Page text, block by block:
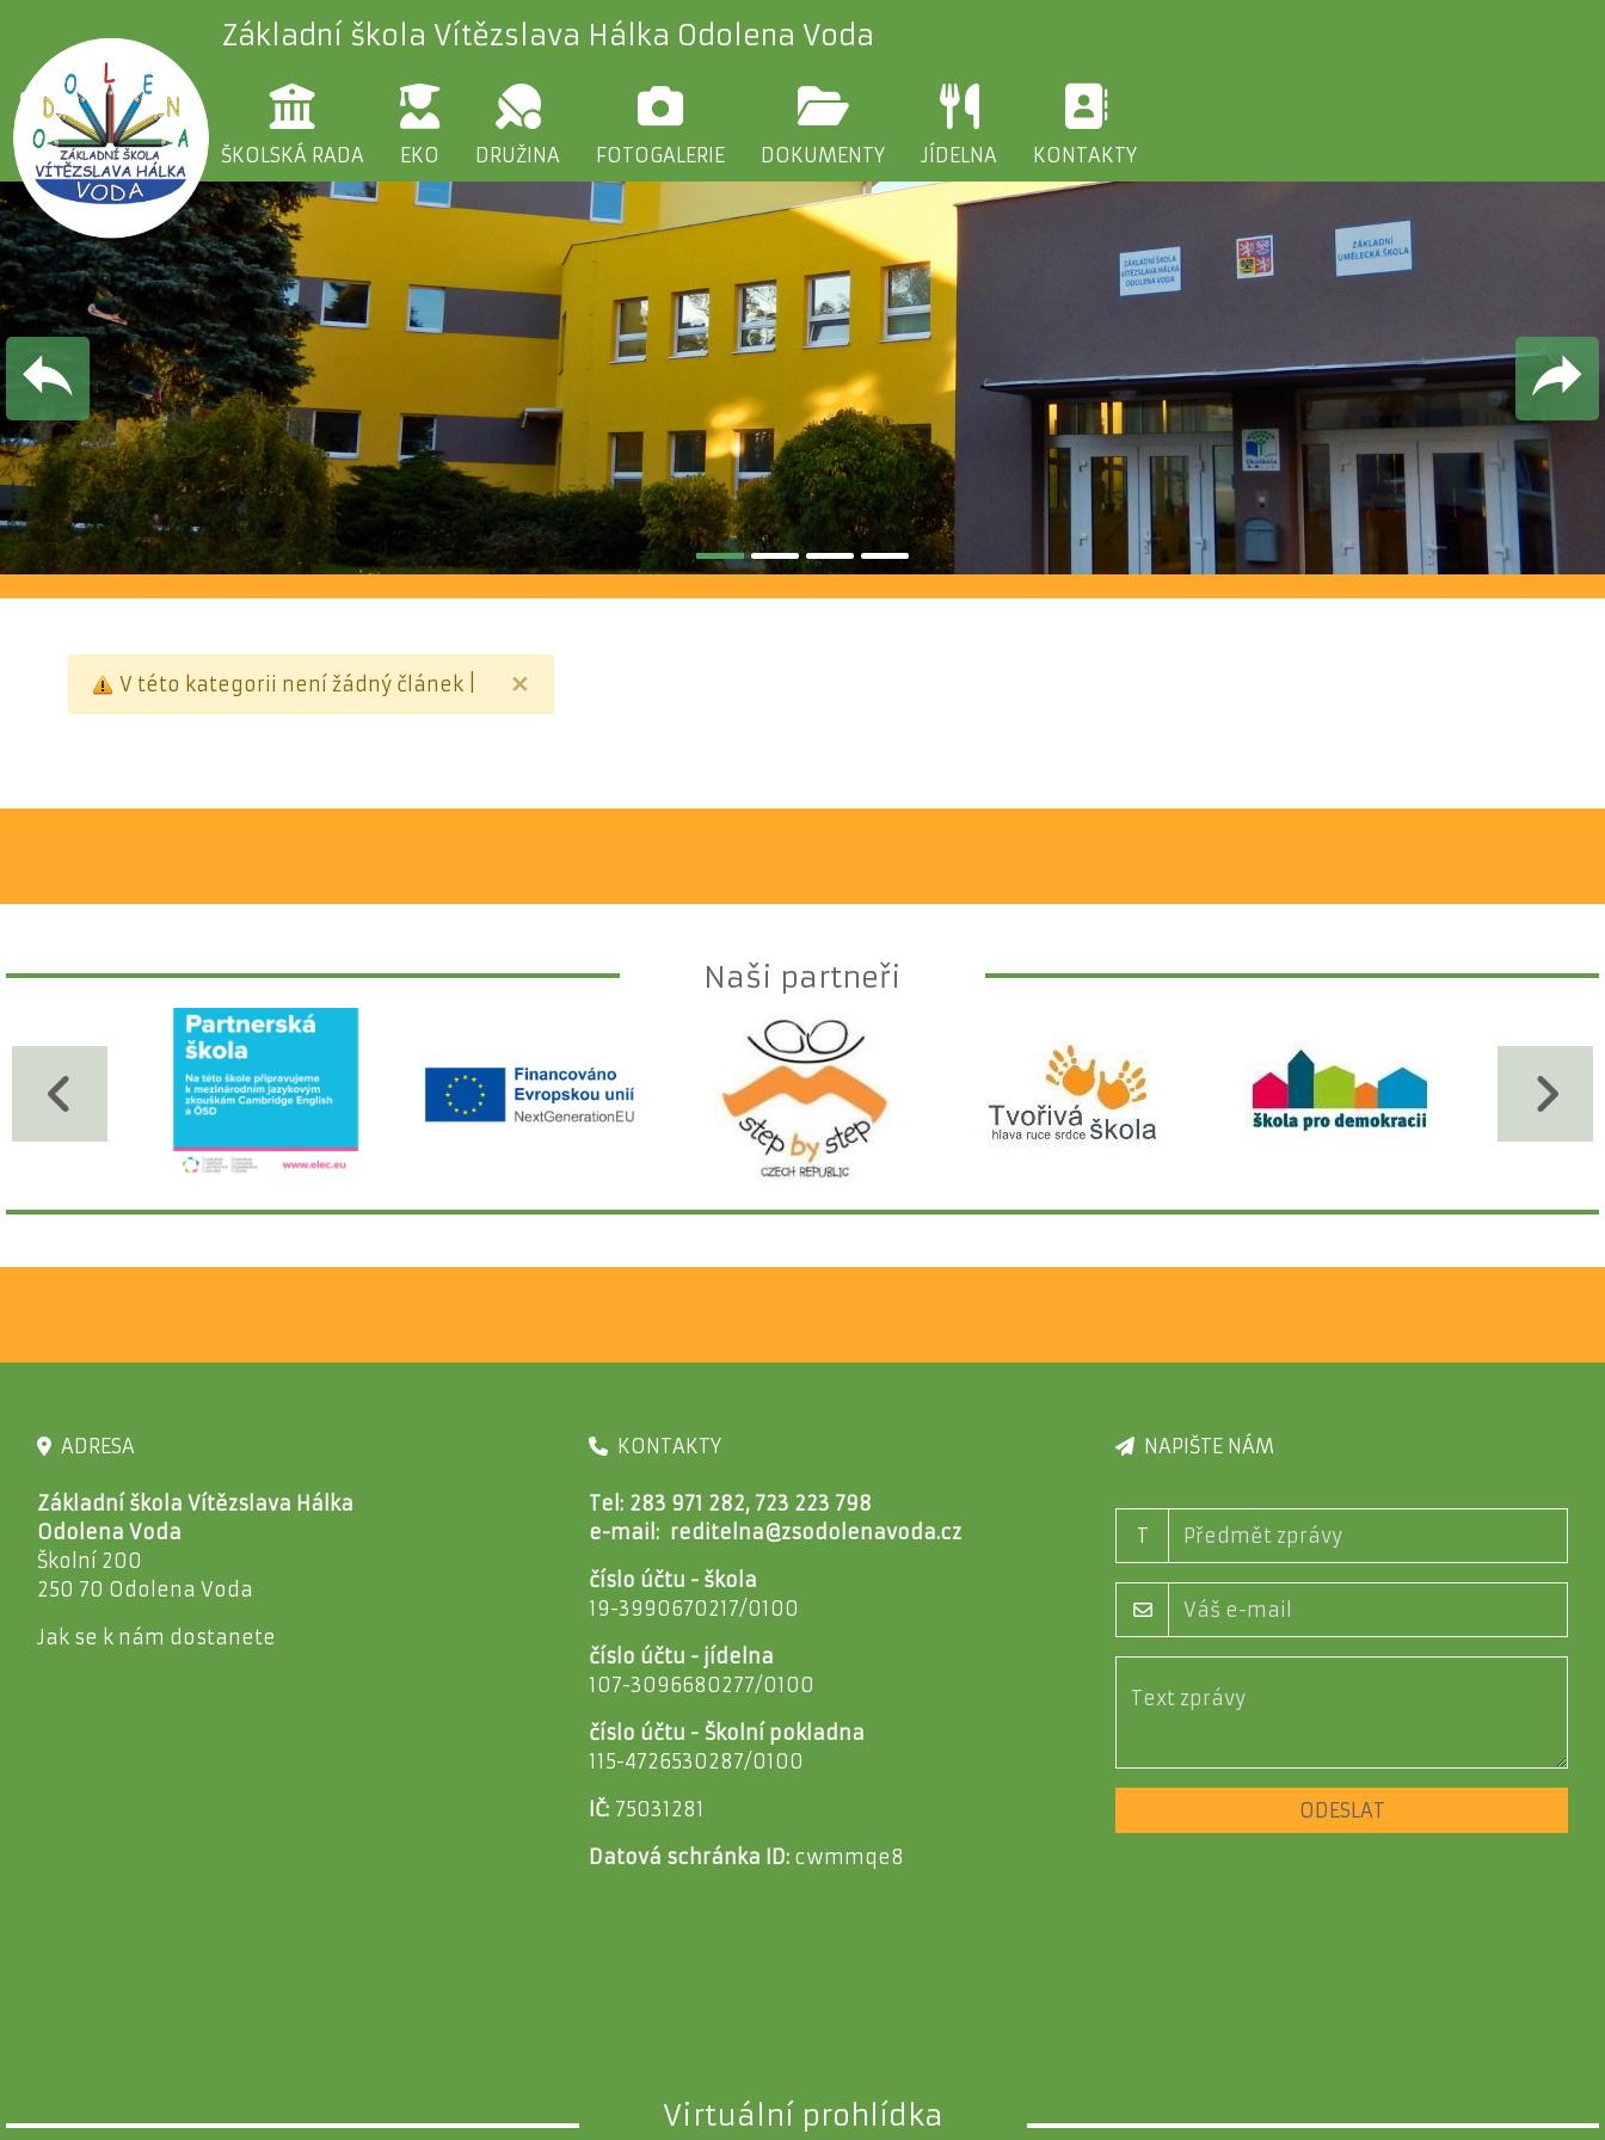
Základní škola Vítězslava Hálka Odolena Voda
ŠKOLA RODIČE ŠKOLSKÁ RADA EKO DRUŽINA FOTOGALERIE DOKUMENTY JÍDELNA KONTAKTY
×
V této kategorii není žádný článek |
Naši partneři
ADRESA
Základní škola Vítězslava Hálka
Odolena Voda
Školní 200
250 70 Odolena Voda
Jak se k nám dostanete
KONTAKTY
Tel: 283 971 282, 723 223 798
e-mail: reditelna@zsodolenavoda.cz
číslo účtu - škola
19-3990670217/0100
číslo účtu - jídelna
107-3096680277/0100
číslo účtu - Školní pokladna
115-4726530287/0100
IČ: 75031281
Datová schránka ID: cwmmqe8
NAPIŠTE NÁM
T
ODESLAT
Virtuální prohlídka